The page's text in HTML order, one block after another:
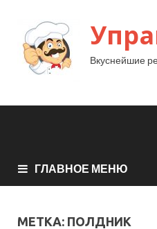
Вкуснейшие
ГЛАВНОЕ МЕНЮ
МЕТКА: ПОЛДНИК